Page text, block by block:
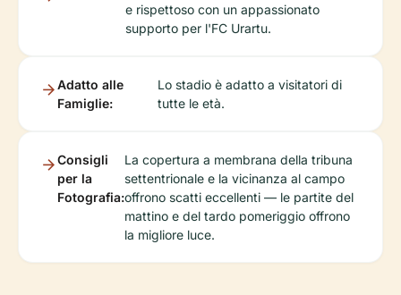
e rispettoso con un appassionato
supporto per l'FC Urartu.
Adatto alle
Famiglie:
Lo stadio è adatto a visitatori di
tutte le età.
Consigli
per la
Fotografia:
La copertura a membrana della tribuna
settentrionale e la vicinanza al campo
offrono scatti eccellenti — le partite del
mattino e del tardo pomeriggio offrono
la migliore luce.